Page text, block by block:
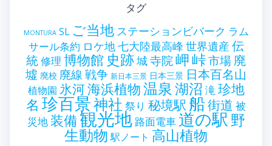
タグ
MONTURA SL ご当地 ステーションビバーク ラム
サール条約 ロケ地七大陸最高峰 世界遺産 伝
統修理 博物館 史跡城寺院岬峠市場廃
墟 廃校 廃線戦争 新日本三景 日本三景 日本百名山
植物園 氷河海浜植物温泉湖沼 滝珍地
名 珍百景神社 祭り 秘境駅 船街道 被
災地装備観光地 路面電車道の駅野
生動物 駅ノート 高山植物